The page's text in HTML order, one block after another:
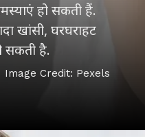
हो सकती हैं.
खांसी, घरघराहट
सकती है.
Image Credit: Pexels